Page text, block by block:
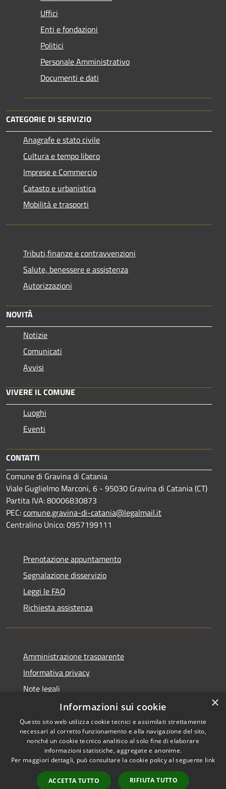
Uffici
Enti e fondazioni
Politici
Personale Amministrativo
Documenti e dati
CATEGORIE DI SERVIZIO
Anagrafe e stato civile
Cultura e tempo libero
Imprese e Commercio
Catasto e urbanistica
Mobilità e trasporti
Tributi,finanze e contravvenzioni
Salute, benessere e assistenza
Autorizzazioni
NOVITÀ
Notizie
Comunicati
Avvisi
VIVERE IL COMUNE
Luoghi
Eventi
CONTATTI
Comune di Gravina di Catania
Viale Guglielmo Marconi, 6 - 95030 Gravina di Catania (CT)
Partita IVA: 80006830873
PEC:comune.gravina-di-catania@legalmail.it
Centralino Unico: 0957199111
Prenotazione appuntamento
Segnalazione disservizio
Leggi le FAQ
Richiesta assistenza
Amministrazione trasparente
Informativa privacy
Note legali
Dichiarazione di accessibilità
RSS
Accessibilità
Copyright © 2026 • Comune di
Gravina di Catania • Powered
byMunicipium
Accesso
×
Informazioni sui cookie
Questo sito web utilizza cookie tecnici e assimilati strettamente
necessari al corretto funzionamento e alla navigazione del sito,
nonché un cookie tecnico analitico al solo fine di elaborare
informazioni statistiche, aggregate e anonime.
Per maggiori dettagli, può consultare la cookie policy al seguente link
ACCETTA TUTTO RIFIUTA TUTTO